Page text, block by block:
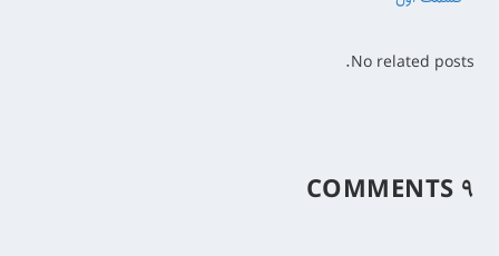
No related posts.
۹ COMMENTS